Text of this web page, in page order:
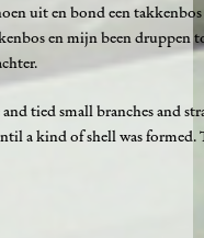
uit en bond een
en mijn been druppen
tied small branches and
a kind of shell was